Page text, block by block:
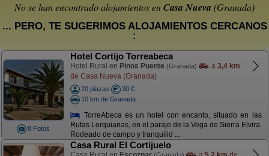
No se han encontrado alojamientos enCasa Nueva (Granada)
... PERO, TE SUGERIMOS ALOJAMIENTOS CERCANOS
:
8 Fotos
Hotel Cortijo Torreabeca
Hotel Rural en Pinos Puente (Granada) a 3,4 km
de Casa Nueva (Granada)
20 plazas
30 €
10 km de Granada
TorreAbeca es un hotel con encanto, situado en las
Rutas Lorquianas, en el paraje de la Vega de Sierra Elvira.
Rodeado de campo y tranquilid ...
Casa Rural El Cortijuelo